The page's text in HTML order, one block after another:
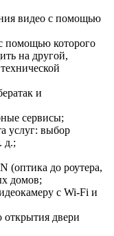
видео с помощью
помощью которого
на другой,
и
сервисы;
услуг: выбор
д.;
(оптика до роутера,
домов;
с Wi-Fi и
двери